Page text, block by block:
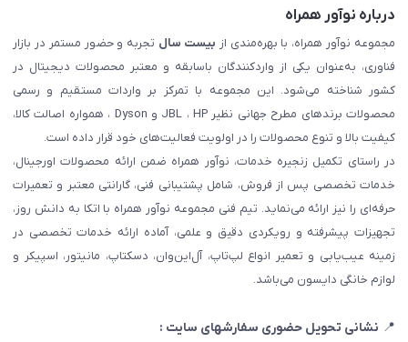
درباره نوآور همراه
مجموعه نوآور همراه، با بهره‌مندی از بیست سال تجربه و حضور مستمر در بازار
فناوری، به‌عنوان یکی از واردکنندگان باسابقه و معتبر محصولات دیجیتال در
کشور شناخته می‌شود. این مجموعه با تمرکز بر واردات مستقیم و رسمی
محصولات برندهای مطرح جهانی نظیر JBL ، HP و Dyson ، همواره اصالت کالا،
کیفیت بالا و تنوع محصولات را در اولویت فعالیت‌های خود قرار داده است.
در راستای تکمیل زنجیره خدمات، نوآور همراه ضمن ارائه محصولات اورجینال،
خدمات تخصصی پس از فروش، شامل پشتیبانی فنی، گارانتی معتبر و تعمیرات
حرفه‌ای را نیز ارائه می‌نماید. تیم فنی مجموعه نوآور همراه با اتکا به دانش روز،
تجهیزات پیشرفته و رویکردی دقیق و علمی، آماده ارائه خدمات تخصصی در
زمینه عیب‌یابی و تعمیر انواع لپ‌تاپ، آل‌این‌وان، دسکتاپ، مانیتور، اسپیکر و
لوازم خانگی دایسون می‌باشد.
📍 نشانی تحویل حضوری سفارشهای سایت :